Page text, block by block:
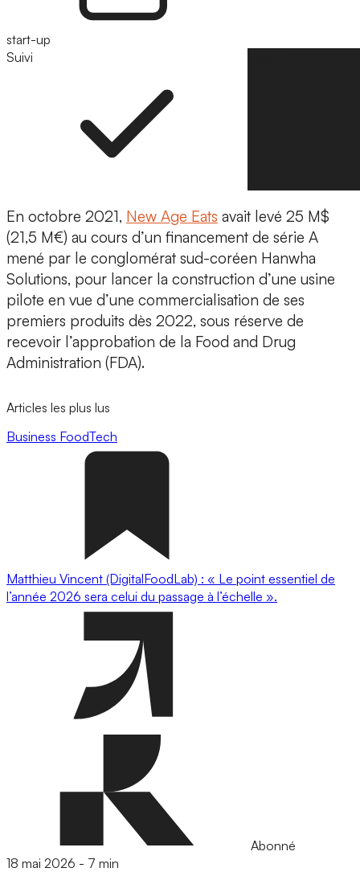
start-up
Suivi
En octobre 2021, New Age Eats avait levé 25 M$
(21,5 M€) au cours d’un financement de série A
mené par le conglomérat sud-coréen Hanwha
Solutions, pour lancer la construction d’une usine
pilote en vue d’une commercialisation de ses
premiers produits dès 2022, sous réserve de
recevoir l’approbation de la Food and Drug
Administration (FDA).
Articles les plus lus
Business FoodTech
Matthieu Vincent (DigitalFoodLab) : « Le point essentiel de
l’année 2026 sera celui du passage à l’échelle ».
Abonné
18 mai 2026 - 7 min